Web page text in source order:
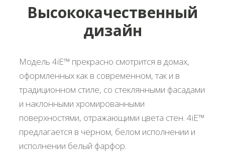
Высококачественный
дизайн
Модель 4iE™ прекрасно смотрится в домах,
оформленных как в современном, так и в
традиционном стиле, со стеклянными фасадами
и наклонными хромированными
поверхностями, отражающими цвета стен. 4iE™
предлагается в черном, белом исполнении и
исполнении белый фарфор.